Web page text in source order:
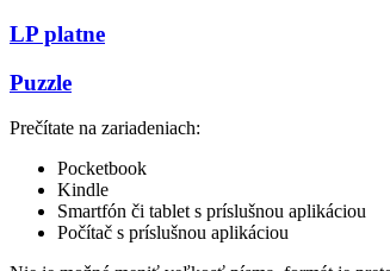
LP platne
Puzzle
Prečítate na zariadeniach:
Pocketbook
Kindle
Smartfón či tablet s príslušnou aplikáciou
Počítač s príslušnou aplikáciou